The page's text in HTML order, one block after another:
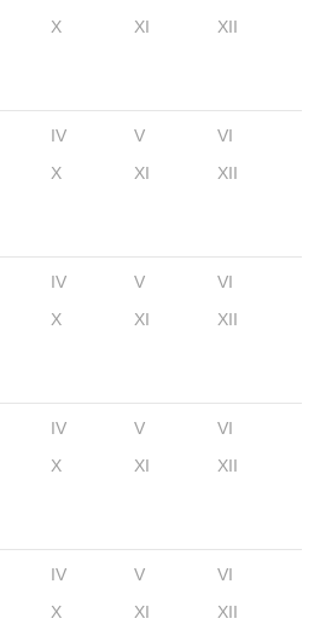
X XI XII
IV V
VI
X XI XII
IV V
VI
X XI XII
IV V
VI
X XI XII
IV V
VI
X XI XII